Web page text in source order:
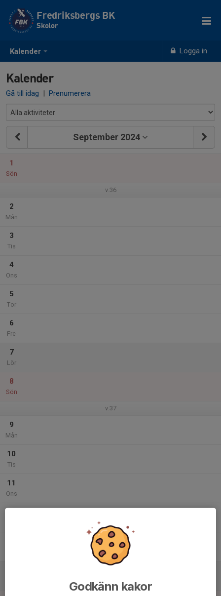
Kalender Logga in
Fredriksbergs BK
Skolor
Kalender
Gå till idag | Prenumerera
September 2024
1
Sön
v.36
2
Mån
3
Tis
4
Ons
5
Tor
6
Fre
7
Lör
8
Sön
v.37
9
Mån
10
Tis
11
Ons
Godkänn kakor